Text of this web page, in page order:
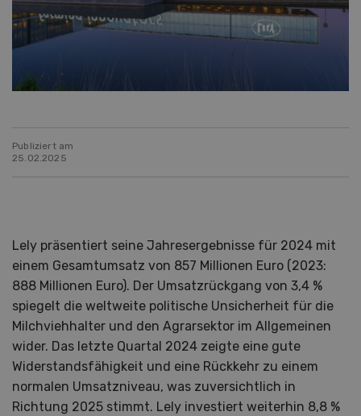
Publiziert am
25.02.2025
Lely präsentiert seine Jahresergebnisse für 2024 mit
einem Gesamtumsatz von 857 Millionen Euro (2023:
888 Millionen Euro). Der Umsatzrückgang von 3,4 %
spiegelt die weltweite politische Unsicherheit für die
Milchviehhalter und den Agrarsektor im Allgemeinen
wider. Das letzte Quartal 2024 zeigte eine gute
Widerstandsfähigkeit und eine Rückkehr zu einem
normalen Umsatzniveau, was zuversichtlich in
Richtung 2025 stimmt. Lely investiert weiterhin 8,8 %